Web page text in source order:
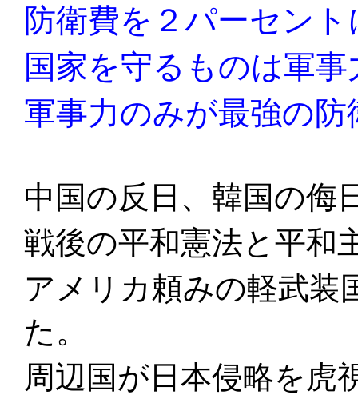
防衛費を２パーセン
国家を守るものは軍
軍事力のみが最強の
中国の反日、韓国の侮
戦後の平和憲法と平和
アメリカ頼みの軽武装
た。
周辺国が日本侵略を虎